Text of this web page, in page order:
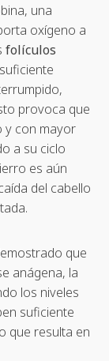
una
oxígeno a
folículos
provoca que
y con mayor
a su ciclo
es aún
del cabello
que
anágena, la
los niveles
suficiente
que resulta en